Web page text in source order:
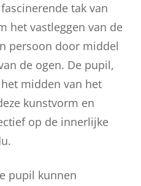
tak van
het vastleggen van de
persoon door middel
de ogen. De pupil,
midden van het
kunstvorm en
op de innerlijke
pupil kunnen